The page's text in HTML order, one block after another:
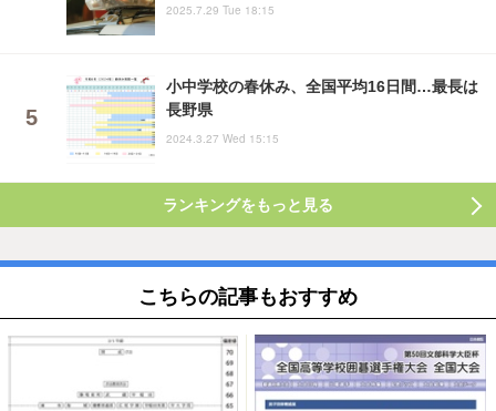
2025.7.29 Tue 18:15
小中学校の春休み、全国平均16日間…最長は
長野県
2024.3.27 Wed 15:15
ランキングをもっと見る
こちらの記事もおすすめ